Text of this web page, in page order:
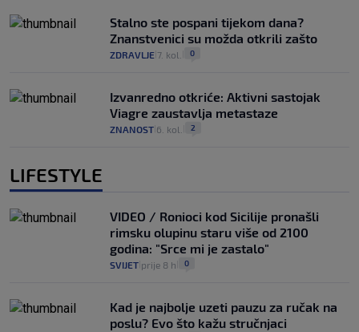
Stalno ste pospani tijekom dana?
Znanstvenici su možda otkrili zašto
ZDRAVLJE 7. kol. 0
Izvanredno otkriće: Aktivni sastojak
Viagre zaustavlja metastaze
ZNANOST 6. kol. 2
LIFESTYLE
VIDEO / Ronioci kod Sicilije pronašli
rimsku olupinu staru više od 2100
godina: "Srce mi je zastalo"
SVIJET prije 8 h 0
Kad je najbolje uzeti pauzu za ručak na
poslu? Evo što kažu stručnjaci